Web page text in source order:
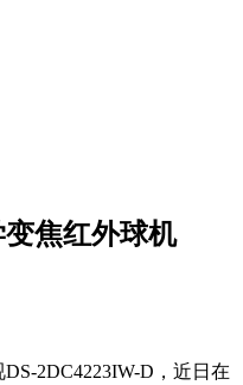
变焦红外球机
2DC4223IW-D，近日在